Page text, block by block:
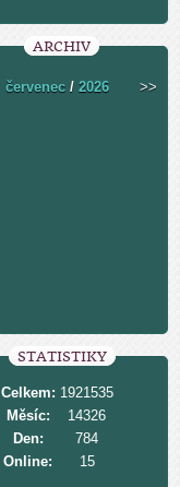
ARCHIV
červenec /2026 >>
STATISTIKY
Online: 15
Celkem: 1921535
Měsíc:
14326
Den:
784